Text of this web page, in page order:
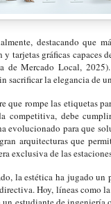
destacando que
y tarjetas gráficas
de Mercado Local,
sacrificar la elegancia de
que rompe las etiquetas
competitiva, debe
evolucionado para que
arquitecturas que
exclusiva de las
la estética ha jugado un
Hoy, líneas como